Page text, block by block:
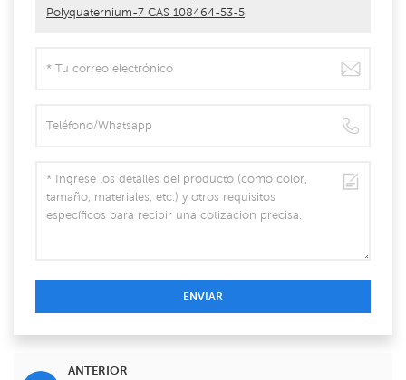
Polyquaternium-7 CAS 108464-53-5
ENVIAR
ANTERIOR